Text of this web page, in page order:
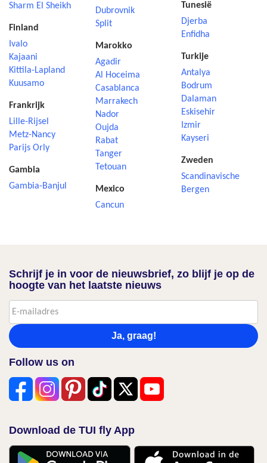
Sharm El Sheikh
Finland
Ivalo
Kajaani
Kittila-Lapland
Kuusamo
Frankrijk
Lille-Rijsel
Metz-Nancy
Parijs Orly
Gambia
Gambia-Banjul
Dubrovnik
Split
Marokko
Agadir
Al Hoceima
Casablanca
Marrakech
Nador
Oujda
Rabat
Tanger
Tetouan
Mexico
Cancun
Tunesië
Djerba
Enfidha
Turkije
Antalya
Bodrum
Dalaman
Eskisehir
Izmir
Kayseri
Zweden
Scandinavische
Bergen
Schrijf je in voor de nieuwsbrief, zo blijf je op de
hoogte van het laatste nieuws
Ja, graag!
Follow us on
Download de TUI fly App